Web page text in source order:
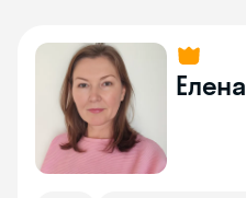
Елена